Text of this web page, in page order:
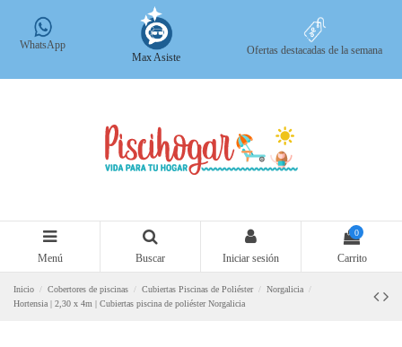
WhatsApp
Max Asiste
Ofertas destacadas de la semana
Menú Buscar Iniciar sesión
0
Carrito
Inicio Cobertores de piscinas Cubiertas Piscinas de Poliéster
Norgalicia
Hortensia | 2,30 x 4m | Cubiertas piscina de poliéster Norgalicia